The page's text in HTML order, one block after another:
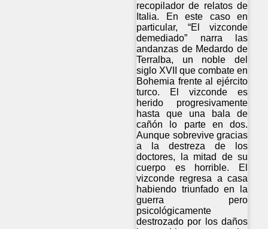
recopilador de relatos de
Italia. En este caso en
particular, “El vizconde
demediado” narra las
andanzas de Medardo de
Terralba, un noble del
siglo XVII que combate en
Bohemia frente al ejército
turco. El vizconde es
herido progresivamente
hasta que una bala de
cañón lo parte en dos.
Aunque sobrevive gracias
a la destreza de los
doctores, la mitad de su
cuerpo es horrible. El
vizconde regresa a casa
habiendo triunfado en la
guerra pero
psicológicamente
destrozado por los daños